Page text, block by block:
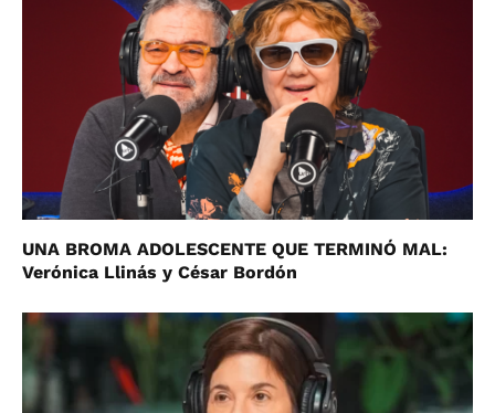
UNA BROMA ADOLESCENTE QUE TERMINÓ MAL:
Verónica Llinás y César Bordón